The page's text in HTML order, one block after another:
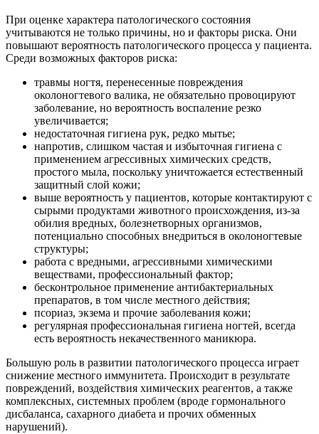
При оценке характера патологического состояния
учитываются не только причины, но и факторы риска. Они
повышают вероятность патологического процесса у пациента.
Среди возможных факторов риска:
травмы ногтя, перенесенные повреждения
околоногтевого валика, не обязательно провоцируют
заболевание, но вероятность воспаление резко
увеличивается;
недостаточная гигиена рук, редко мытье;
напротив, слишком частая и избыточная гигиена с
применением агрессивных химических средств,
простого мыла, поскольку уничтожается естественный
защитный слой кожи;
выше вероятность у пациентов, которые контактируют с
сырыми продуктами животного происхождения, из-за
обилия вредных, болезнетворных организмов,
потенциально способных внедриться в околоногтевые
структуры;
работа с вредными, агрессивными химическими
веществами, профессиональный фактор;
бесконтрольное применение антибактериальных
препаратов, в том числе местного действия;
псориаз, экзема и прочие заболевания кожи;
регулярная профессиональная гигиена ногтей, всегда
есть вероятность некачественного маникюра.
Большую роль в развитии патологического процесса играет
снижение местного иммунитета. Происходит в результате
повреждений, воздействия химических реагентов, а также
комплексных, системных проблем (вроде гормонального
дисбаланса, сахарного диабета и прочих обменных
нарушений).